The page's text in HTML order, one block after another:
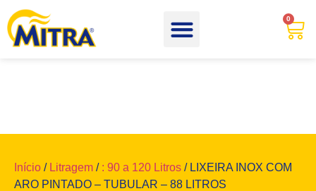
0
Início / Litragem / : 90 a 120 Litros / LIXEIRA INOX COM
ARO PINTADO – TUBULAR – 88 LITROS